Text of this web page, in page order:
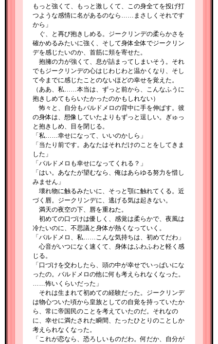
もっと強くて、もっと激しくて、この身全てを投げ打
つような感情に名があるのなら……まさしくそれです
から」
ぐ、と再び抱きしめる。ジークリンデの柔らかさを
確かめるみたいに強く、そして身体全体でジークリン
デを感じたいのか、首筋に頬を寄せた。
抱擁の力が強くて、息が詰まってしまいそう。それ
でもジークリンデの心はじわじわと温かくなり、そし
て今までに感じたことのないほどの幸せを覚えた。
（ああ、私……本当は、ずっと前から、こんなふうに
抱きしめてもらいたかったのかもしれない）
怖々と、自分もバルドメロの背中に手を伸ばす。彼
の身体は、想像していたよりもずっと逞しい。ぎゅっ
と抱きしめ、目を閉じる。
「私……幸せになって、いいのかしら」
「当たり前です。あなたはそれだけのことをしてきま
した」
「バルドメロも幸せになってくれる？」
「はい。あなたが望むなら、俺はあらゆる努力を惜し
みません」
壊れ物に触るみたいに、そっと顎に触れてくる。近
づく唇。ジークリンデに、逃げる気は起きない。
満天の夜空の下、唇を重ねた。
初めての口づけは優しく、感覚は柔らかで、夜風は
冷たいのに、不思議と身体が熱くなっていく。
「バルドメロ、私……こんな気持ちは、初めてだわ」
心音がいつになく速くて、身体はふわふわと軽く感
じる。
「口づけを交わしたら、頭の中が幸せでいっぱいにな
ったの。バルドメロの他に何も考えられなくなった。
……怖いくらいだった」
それは生まれて初めての経験だった。ジークリンデ
は物心ついた頃から皇族としての自覚を持っていたか
ら、常に帝国民のことを考えていたのだ。それなの
に、幸せに満たされた瞬間、たったひとりのことしか
考えられなくなった。
「これが恋なら、恐ろしいものだわ。何だか、自分が